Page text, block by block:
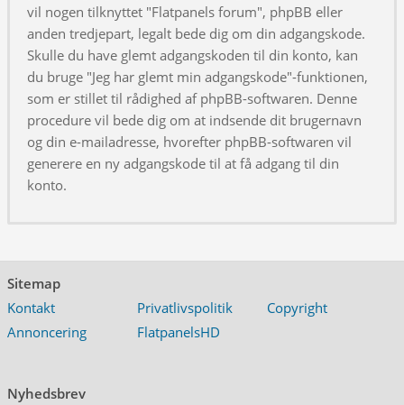
vil nogen tilknyttet "Flatpanels forum", phpBB eller
anden tredjepart, legalt bede dig om din adgangskode.
Skulle du have glemt adgangskoden til din konto, kan
du bruge "Jeg har glemt min adgangskode"-funktionen,
som er stillet til rådighed af phpBB-softwaren. Denne
procedure vil bede dig om at indsende dit brugernavn
og din e-mailadresse, hvorefter phpBB-softwaren vil
generere en ny adgangskode til at få adgang til din
konto.
Sitemap
Kontakt
Privatlivspolitik
Copyright
Annoncering
FlatpanelsHD
Nyhedsbrev